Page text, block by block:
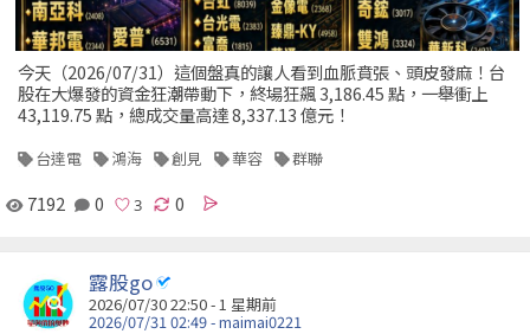
今天（2026/07/31）這個盤真的讓人看到血脈賁張、頭皮發麻！台
股在大爆發的資金狂潮帶動下，終場狂飆 3,186.45 點，一舉衝上
43,119.75 點，總成交量高達 8,337.13 億元！
台達電 鴻海 創見 華容 群聯
7192 0 0
露股go
2026/07/30 22:50 - 1 星期前
2026/07/31 02:49 - maimai0221